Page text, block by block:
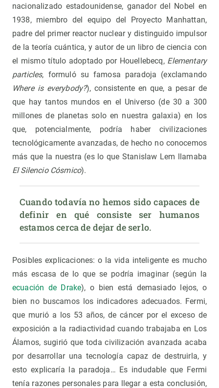
nacionalizado estadounidense, ganador del Nobel en
1938, miembro del equipo del Proyecto Manhattan,
padre del primer reactor nuclear y distinguido impulsor
de la teoría cuántica, y autor de un libro de ciencia con
el mismo título adoptado por Houellebecq, Elementary
particles, formuló su famosa paradoja (exclamando
Where is everybody?), consistente en que, a pesar de
que hay tantos mundos en el Universo (de 30 a 300
millones de planetas solo en nuestra galaxia) en los
que, potencialmente, podría haber civilizaciones
tecnológicamente avanzadas, de hecho no conocemos
más que la nuestra (es lo que Stanislaw Lem llamaba
El Silencio Cósmico).
Cuando todavía no hemos sido capaces de
definir en qué consiste ser humanos
estamos cerca de dejar de serlo.
Posibles explicaciones: o la vida inteligente es mucho
más escasa de lo que se podría imaginar (según la
ecuación de Drake), o bien está demasiado lejos, o
bien no buscamos los indicadores adecuados. Fermi,
que murió a los 53 años, de cáncer por el exceso de
exposición a la radiactividad cuando trabajaba en Los
Álamos, sugirió que toda civilización avanzada acaba
por desarrollar una tecnología capaz de destruirla, y
esto explicaría la paradoja… Es indudable que Fermi
tenía razones personales para llegar a esta conclusión,